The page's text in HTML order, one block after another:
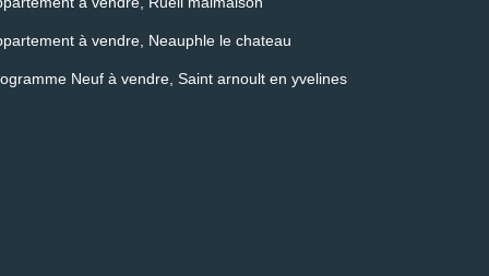
à vendre, Neauphle le chateau
Neuf à vendre, Saint arnoult en yvelines